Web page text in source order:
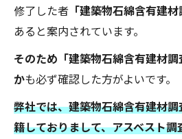
修了した者 「建築物石綿含有建材
あると案内されています。
そのため「建築物石綿含有建材
かも必ず確認した方がよいです。
弊社では、建築物石綿含有建材
籍しておりまして、アスベスト調